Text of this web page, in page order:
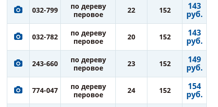
032-799
по дереву
перовое
22 152 143
руб.
032-782
по дереву
перовое
20 152 143
руб.
243-660
по дереву
перовое
23 152 149
руб.
774-047
по дереву
перовое
24 152 154
руб.